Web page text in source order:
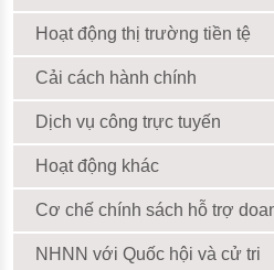
Hoạt động thị trường tiền tệ
Cải cách hành chính
Dịch vụ công trực tuyến
Hoạt động khác
Cơ chế chính sách hỗ trợ
NHNN với Quốc hội và cử tri